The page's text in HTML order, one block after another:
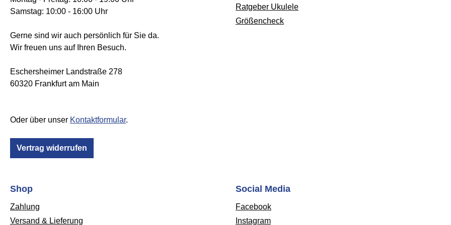
Samstag: 10:00 - 16:00 Uhr
Gerne sind wir auch persönlich für Sie da.
Wir freuen uns auf Ihren Besuch.
Eschersheimer Landstraße 278
60320 Frankfurt am Main
Oder über unser Kontaktformular.
Vertrag widerrufen
Ratgeber Ukulele
Größencheck
Shop
Zahlung
Versand & Lieferung
Social Media
Facebook
Instagram